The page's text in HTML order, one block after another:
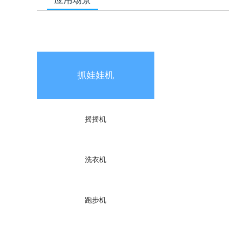
抓娃娃机
摇摇机
洗衣机
跑步机